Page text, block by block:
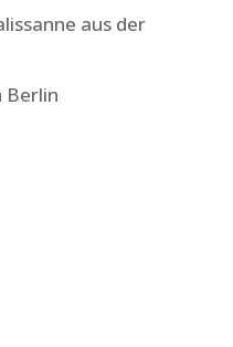
aus der
Berlin